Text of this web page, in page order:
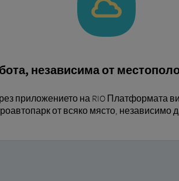
независима от
приложението на RIO Платформата
от всяко място, независимо